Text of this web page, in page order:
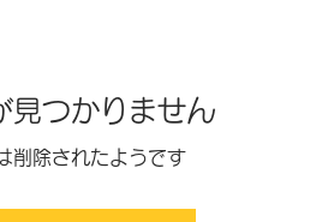
見つかりません
削除されたようです